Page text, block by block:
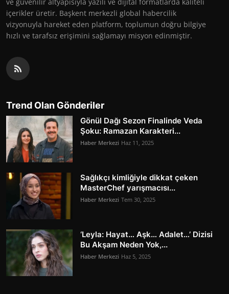
ve güvenilir altyapısıyla yazılı ve dijital formatlarda kaliteli
içerikler üretir. Başkent merkezli global habercilik
vizyonuyla hareket eden platform, toplumun doğru bilgiye
hızlı ve tarafsız erişimini sağlamayı misyon edinmiştir.
Trend Olan Gönderiler
Gönül Dağı Sezon Finalinde Veda
Şoku: Ramazan Karakteri...
Haber Merkezi Haz 11, 2025
Sağlıkçı kimliğiyle dikkat çeken
MasterChef yarışmacısı...
Haber Merkezi Tem 30, 2025
‘Leyla: Hayat… Aşk… Adalet…’ Dizisi
Bu Akşam Neden Yok,...
Haber Merkezi Haz 5, 2025